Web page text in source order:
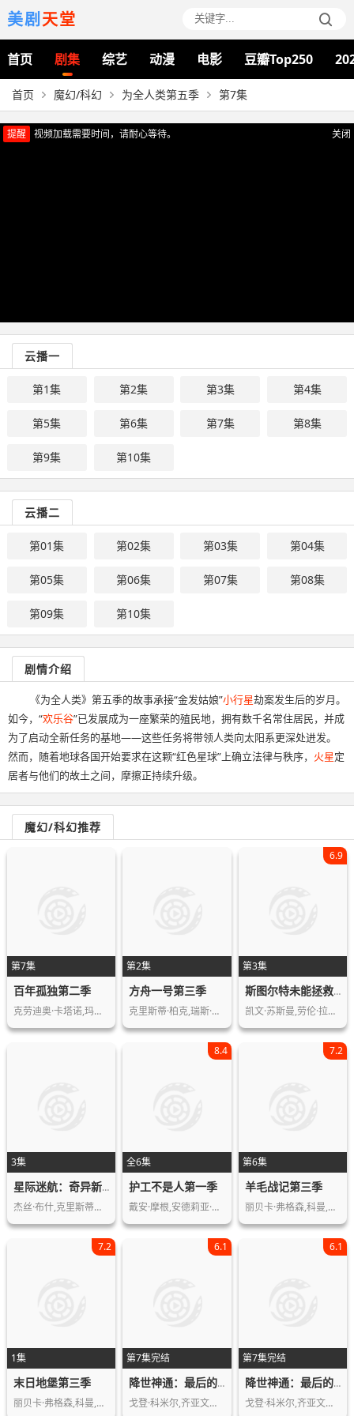
美剧天堂
首页 剧集 综艺 动漫 电影 豆瓣Top250
首页 魔幻/科幻 为全人类第五季 第7集
关闭
提醒
视频加载需要时间，请耐心等待。
云播一
第1集 第2集 第3集 第4集
第5集 第6集 第7集 第8集
第9集 第10集
云播二
第01集 第02集 第03集 第04集
第05集 第06集 第07集 第08集
第09集 第10集
剧情介绍
《为全人类》第五季的故事承接“金发姑娘”小行星劫案发生后的岁月。
如今，“欢乐谷”已发展成为一座繁荣的殖民地，拥有数千名常住居民，并成
为了启动全新任务的基地——这些任务将带领人类向太阳系更深处进发。
然而，随着地球各国开始要求在这颗“红色星球”上确立法律与秩序， 火星定
居者与他们的故土之间，摩擦正持续升级。
魔幻/科幻推荐
第7集
百年孤独第二季
克劳迪奥·卡塔诺,玛莉达·索托,罗兰·…
第2集
方舟一号第三季
克里斯蒂·柏克,瑞斯·里奇,理查德·弗…
第3集
6.9
斯图尔特未能拯救宇宙
凯文·苏斯曼,劳伦·拉普库斯,布莱恩·…
3集
星际迷航：奇异新世界第四季
杰丝·布什,克里斯蒂娜·钟,西莉亚·罗…
全6集
8.4
护工不是人第一季
戴安·摩根,安德莉亚·瓦尔斯,凯瑟琳·…
第6集
7.2
羊毛战记第三季
丽贝卡·弗格森,科曼,哈丽特·瓦尔特,…
1集
7.2
末日地堡第三季
丽贝卡·弗格森,科曼,哈丽特·瓦尔特,…
第7集完结
6.1
降世神通：最后的气宗第二季
戈登·科米尔,齐亚文提奥,伊恩·欧斯利…
第7集完结
6.1
降世神通：最后的气宗（真人版）第二季
戈登·科米尔,齐亚文提奥,伊恩·欧斯利…